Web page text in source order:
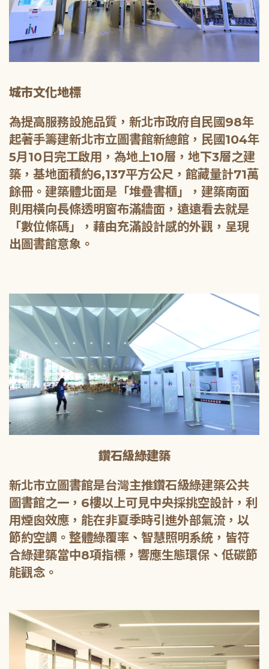
城市文化地標
為提高服務設施品質，新北市政府自民國98年
起著手籌建新北市立圖書館新總館，民國104年
5月10日完工啟用，為地上10層，地下3層之建
築，基地面積約6,137平方公尺，館藏量計71萬
餘冊。建築體北面是「堆疊書櫃」，建築南面
則用橫向長條透明窗布滿牆面，遠遠看去就是
「數位條碼」，藉由充滿設計感的外觀，呈現
出圖書館意象。
鑽石級綠建築
新北市立圖書館是台灣主推鑽石級綠建築公共
圖書館之一，6樓以上可見中央採挑空設計，利
用煙囪效應，能在非夏季時引進外部氣流，以
節約空調。整體綠覆率、智慧照明系統，皆符
合綠建築當中8項指標，響應生態環保、低碳節
能觀念。